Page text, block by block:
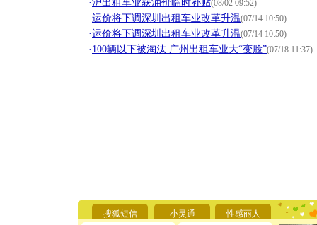
·沪出租车业获油价临时补贴(08/02 09:52)
·运价将下调深圳出租车业改革升温(07/14 10:50)
·运价将下调深圳出租车业改革升温(07/14 10:50)
· 100辆以下被淘汰 广州出租车业大“变脸”(07/18 11:37)
搜狐短信 小灵通 性感丽人
要平安！
[圣诞节]